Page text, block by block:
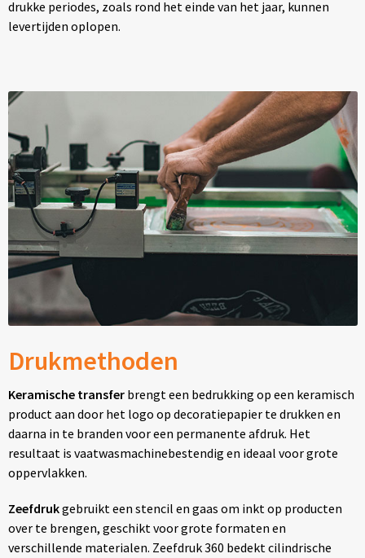
drukke periodes, zoals rond het einde van het jaar, kunnen
levertijden oplopen.
Drukmethoden
Keramische transferbrengt een bedrukking op een keramisch
product aan door het logo op decoratiepapier te drukken en
daarna in te branden voor een permanente afdruk. Het
resultaat is vaatwasmachinebestendig en ideaal voor grote
oppervlakken.
Zeefdrukgebruikt een stencil en gaas om inkt op producten
over te brengen, geschikt voor grote formaten en
verschillende materialen. Zeefdruk 360 bedekt cilindrische